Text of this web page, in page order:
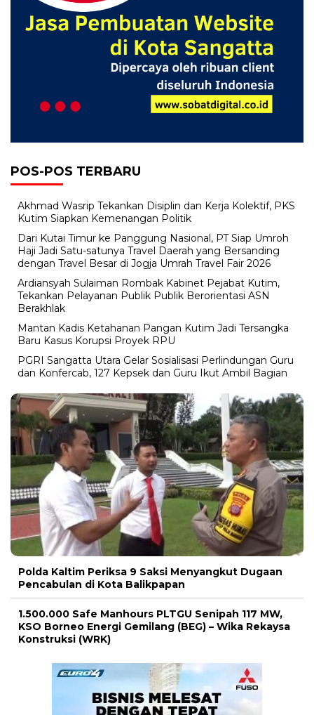
POS-POS TERBARU
Akhmad Wasrip Tekankan Disiplin dan Kerja Kolektif, PKS
Kutim Siapkan Kemenangan Politik
Dari Kutai Timur ke Panggung Nasional, PT Siap Umroh
Haji Jadi Satu-satunya Travel Daerah yang Bersanding
dengan Travel Besar di Jogja Umrah Travel Fair 2026
Ardiansyah Sulaiman Rombak Kabinet Pejabat Kutim,
Tekankan Pelayanan Publik Publik Berorientasi ASN
Berakhlak
Mantan Kadis Ketahanan Pangan Kutim Jadi Tersangka
Baru Kasus Korupsi Proyek RPU
PGRI Sangatta Utara Gelar Sosialisasi Perlindungan Guru
dan Konfercab, 127 Kepsek dan Guru Ikut Ambil Bagian
Polda Kaltim Periksa 9 Saksi Menyangkut Dugaan
Pencabulan di Kota Balikpapan
1.500.000 Safe Manhours PLTGU Senipah 117 MW,
KSO Borneo Energi Gemilang (BEG) – Wika Rekaysa
Konstruksi (WRK)